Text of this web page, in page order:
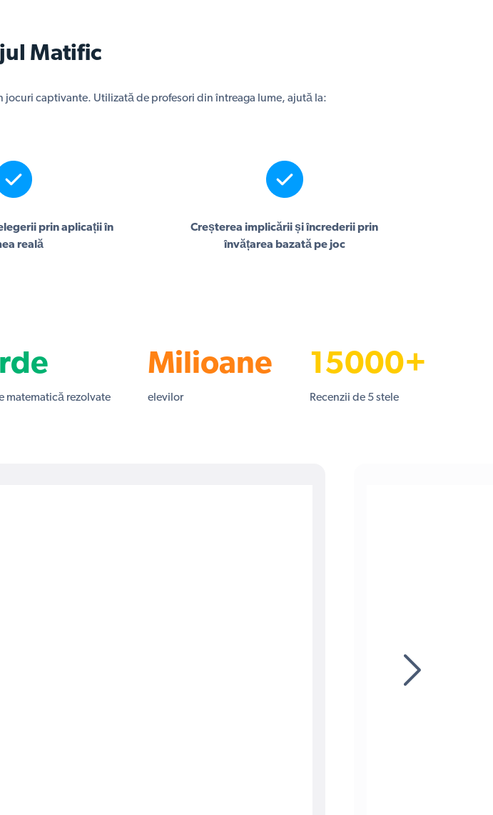
Matific
captivante. Utilizată de profesori din întreaga lume, ajută la:
prin aplicații în
reală
Creșterea implicării și încrederii prin
învățarea bazată pe joc
matematică rezolvate
Milioane
elevilor
15000+
Recenzii de 5 stele